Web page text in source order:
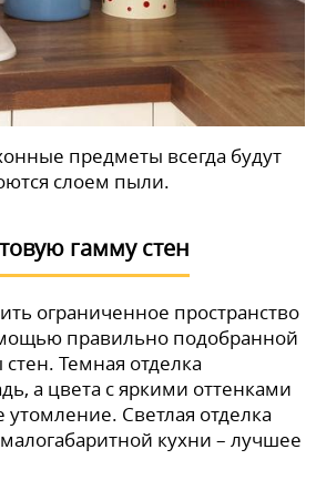
предметы всегда будут
слоем пыли.
гамму стен
ограниченное пространство
правильно подобранной
Темная отделка
а цвета с яркими оттенками
Светлая отделка
кухни – лучшее